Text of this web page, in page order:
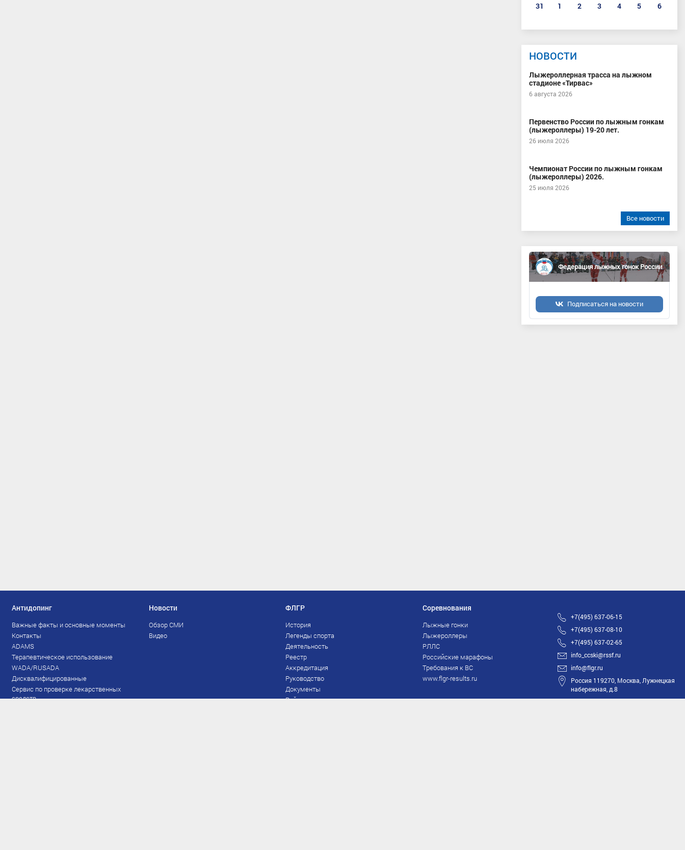
31
1 2 3 4 5 6
НОВОСТИ
Лыжероллерная трасса на лыжном
стадионе «Тирвас»
6 августа 2026
Первенство России по лыжным гонкам
(лыжероллеры) 19-20 лет.
26 июля 2026
Чемпионат России по лыжным гонкам
(лыжероллеры) 2026.
25 июля 2026
Все новости
Федерация лыжных гонок России
Подписаться на новости
Антидопинг
Важные факты и основные моменты
Контакты
ADAMS
Терапевтическое использование
WADA/RUSADA
Дисквалифицированные
Сервис по проверке лекарственных
средств
Новости
Обзор СМИ
Видео
ФЛГР
История
Легенды спорта
Деятельность
Реестр
Аккредитация
Руководство
Документы
Рейтинг
Соревнования
Лыжные гонки
Лыжероллеры
РЛЛС
Российские марафоны
Требования к ВС
www.flgr-results.ru
+7(495) 637-06-15
+7(495) 637-08-10
+7(495) 637-02-65
info_ccski@rssf.ru
info@flgr.ru
Россия 119270, Москва, Лужнецкая
набережная, д.8